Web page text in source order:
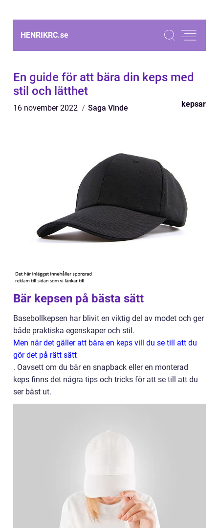
HENRIKRC.se
En guide för att bära din keps med
stil och lätthet
16 november 2022 Saga Vinde kepsar
Bär kepsen på bästa sätt
Basebollkepsen har blivit en viktig del av modet och ger
både praktiska egenskaper och stil.
Men när det gäller att bära en keps vill du se till att du
gör det på rätt sätt
. Oavsett om du bär en snapback eller en monterad
keps finns det några tips och tricks för att se till att du
ser bäst ut.